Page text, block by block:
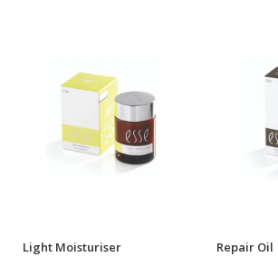
Light Moisturiser Repair Oil